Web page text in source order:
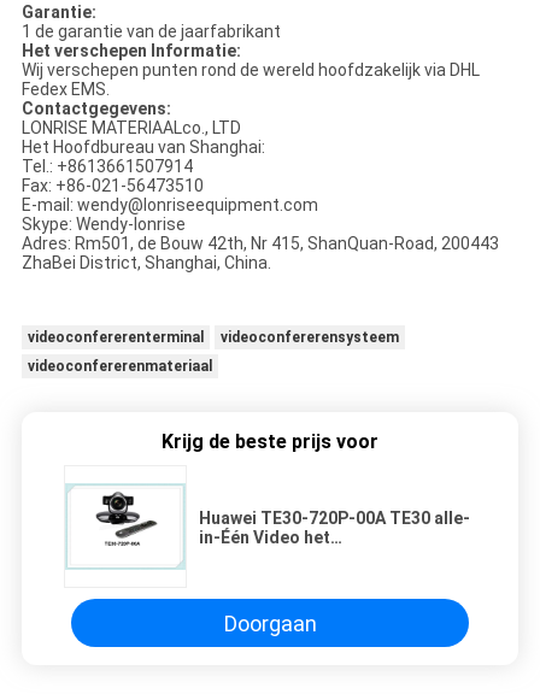
Garantie:
1 de garantie van de jaarfabrikant
Het verschepen Informatie:
Wij verschepen punten rond de wereld hoofdzakelijk via DHL
Fedex EMS.
Contactgegevens:
LONRISE MATERIAALco., LTD
Het Hoofdbureau van Shanghai:
Tel.: +8613661507914
Fax: +86-021-56473510
E-mail: wendy@lonriseequipment.com
Skype: Wendy-lonrise
Adres: Rm501, de Bouw 42th, Nr 415, ShanQuan-Road, 200443
ZhaBei District, Shanghai, China.
videoconfererenterminal
videoconfererensysteem
videoconfererenmateriaal
Krijg de beste prijs voor
Huawei TE30-720P-00A TE30 alle-
in-Één Video het
Doorgaan